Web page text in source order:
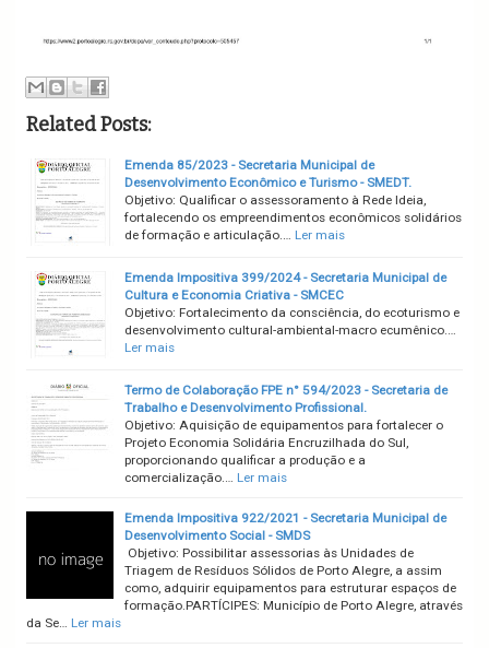
Related Posts:
Emenda 85/2023 - Secretaria Municipal de
Desenvolvimento Econômico e Turismo - SMEDT.
Objetivo: Qualificar o assessoramento à Rede Ideia,
fortalecendo os empreendimentos econômicos solidários
de formação e articulação.…
Ler mais
Emenda Impositiva 399/2024 - Secretaria Municipal de
Cultura e Economia Criativa - SMCEC
Objetivo: Fortalecimento da consciência, do ecoturismo e
desenvolvimento cultural-ambiental-macro ecumênico.…
Ler mais
Termo de Colaboração FPE n° 594/2023 - Secretaria de
Trabalho e Desenvolvimento Profissional.
Objetivo: Aquisição de equipamentos para fortalecer o
Projeto Economia Solidária Encruzilhada do Sul,
proporcionando qualificar a produção e a
comercialização.…
Ler mais
Emenda Impositiva 922/2021 - Secretaria Municipal de
Desenvolvimento Social - SMDS
Objetivo: Possibilitar assessorias às Unidades de
Triagem de Resíduos Sólidos de Porto Alegre, a assim
como, adquirir equipamentos para estruturar espaços de
formação.PARTÍCIPES: Município de Porto Alegre, através
da Se…
Ler mais